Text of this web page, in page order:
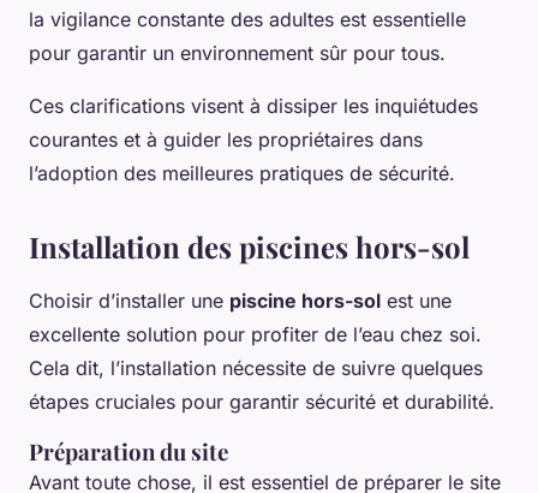
la vigilance constante des adultes est essentielle
pour garantir un environnement sûr pour tous.
Ces clarifications visent à dissiper les inquiétudes
courantes et à guider les propriétaires dans
l’adoption des meilleures pratiques de sécurité.
Installation des piscines hors-sol
Choisir d’installer une piscine hors-sol est une
excellente solution pour profiter de l’eau chez soi.
Cela dit, l’installation nécessite de suivre quelques
étapes cruciales pour garantir sécurité et durabilité.
Préparation du site
Avant toute chose, il est essentiel de préparer le site